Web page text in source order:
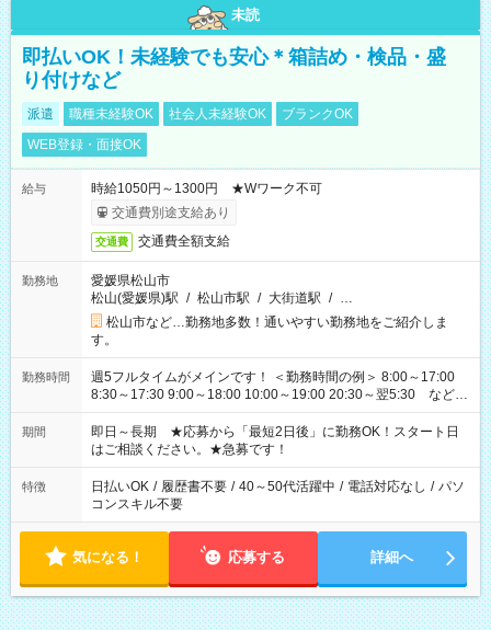
未読
即払いOK！未経験でも安心＊箱詰め・検品・盛
り付けなど
派遣 職種未経験OK 社会人未経験OK
ブランクOK
WEB登録・面接OK
給与
時給1050円～1300円 ★Wワーク不可
交通費別途支給あり
交通費 交通費全額支給
勤務地
愛媛県松山市
松山(愛媛県)駅 / 松山市駅 / 大街道駅 / …
松山市など…勤務地多数！通いやすい勤務地をご紹介しま
す。
勤務時間
週5フルタイムがメインです！ ＜勤務時間の例＞ 8:00～17:00
8:30～17:30 9:00～18:00 10:00～19:00 20:30～翌5:30 など ★
その他にも勤務時間多数！ 日勤のみ、残業なし、交替制など
ご希望を教えてください！
期間
即日～長期 ★応募から「最短2日後」に勤務OK！スタート日
はご相談ください。★急募です！
特徴 日払いOK / 履歴書不要 / 40～50代活躍中 / 電話対応なし / パソ
コンスキル不要
気になる！ 応募する 詳細へ